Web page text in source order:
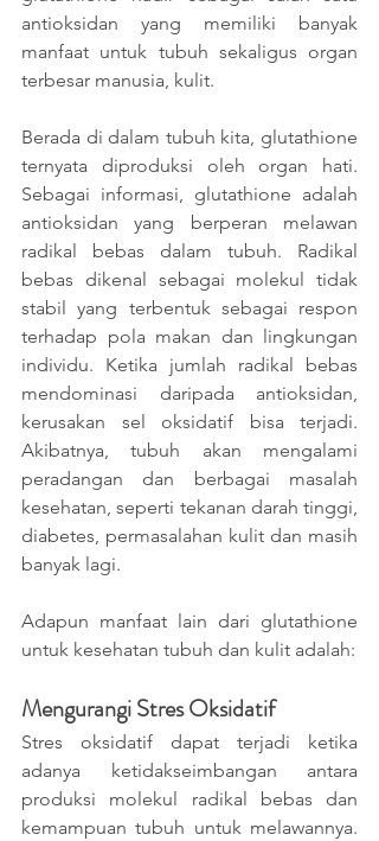
antioksidan yang memiliki banyak
manfaat untuk tubuh sekaligus organ
terbesar manusia, kulit.
Berada di dalam tubuh kita, glutathione
ternyata diproduksi oleh organ hati.
Sebagai informasi, glutathione adalah
antioksidan yang berperan melawan
radikal bebas dalam tubuh. Radikal
bebas dikenal sebagai molekul tidak
stabil yang terbentuk sebagai respon
terhadap pola makan dan lingkungan
individu. Ketika jumlah radikal bebas
mendominasi daripada antioksidan,
kerusakan sel oksidatif bisa terjadi.
Akibatnya, tubuh akan mengalami
peradangan dan berbagai masalah
kesehatan, seperti tekanan darah tinggi,
diabetes, permasalahan kulit dan masih
banyak lagi.
Adapun manfaat lain dari glutathione
untuk kesehatan tubuh dan kulit adalah:
Mengurangi Stres Oksidatif
Stres oksidatif dapat terjadi ketika
adanya ketidakseimbangan antara
produksi molekul radikal bebas dan
kemampuan tubuh untuk melawannya.